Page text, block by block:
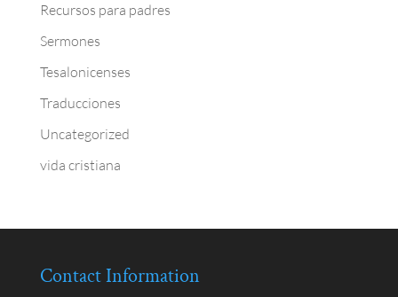
Recursos para padres
Sermones
Tesalonicenses
Traducciones
Uncategorized
vida cristiana
Contact Information